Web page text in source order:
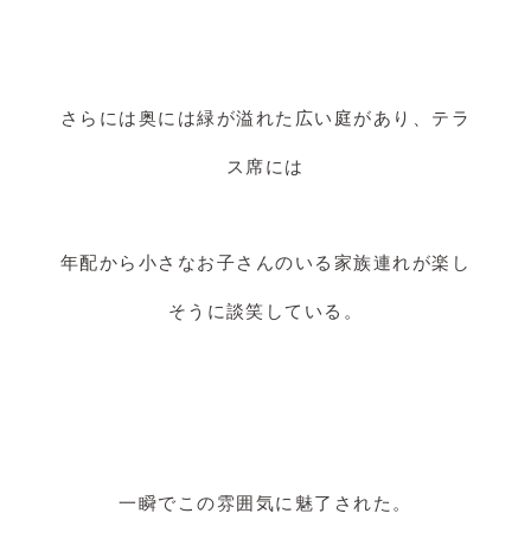
さらには奥には緑が溢れた広い庭があり、テラ
ス席には
年配から小さなお子さんのいる家族連れが楽し
そうに談笑している。
一瞬でこの雰囲気に魅了された。